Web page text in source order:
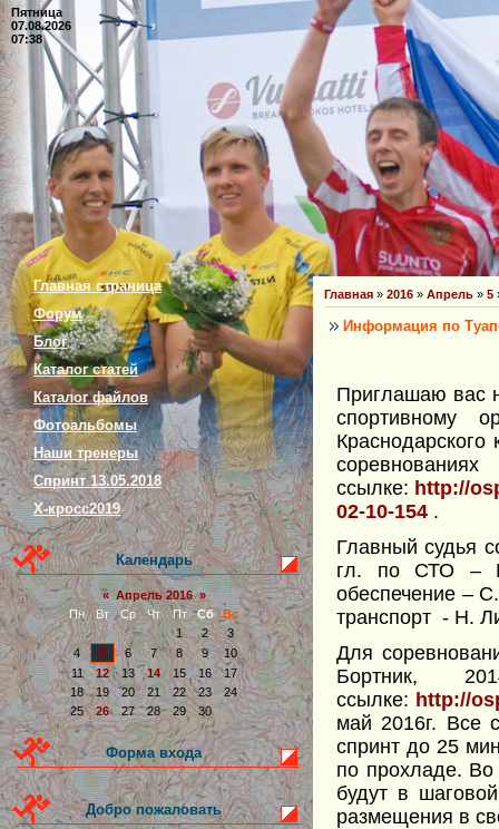
Пятница
07.08.2026
07:38
Главная страница
Форум
Блог
Каталог статей
Каталог файлов
Фотоальбомы
Наши тренеры
Спринт 13.05.2018
Х-кросс2019
Календарь
« Апрель 2016 »
Пн
Вт Ср Чт Пт Сб
Вс
1
2
3
4
5 6 7 8 9
10
11
12 13 14 15 16
17
18
19 20 21 22 23
24
25
26 27 28 29 30
Форма входа
Добро пожаловать
Главная » 2016 » Апрель » 5
Информация по
Приглашаю вас
спортивному
ссылке: http://
02-10-154 .
Главный судья
гл. по СТО –
обеспечение –
транспорт - Н.
Для
Бортник,
ссылке: http://
май 2016г. Все
спринт до 25
по прохладе. Во
будут в
размещения в